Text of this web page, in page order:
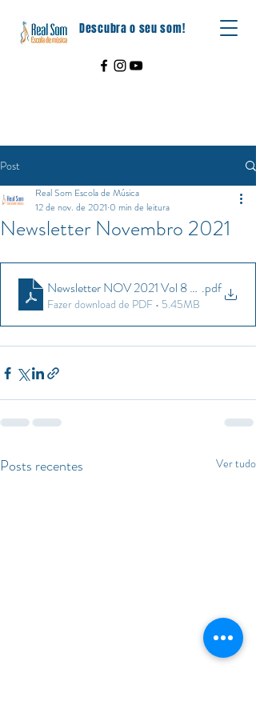
Descubra o seu som!
Post
Newsletter Novembro 2021
Real Som Escola de Música
12 de nov. de 2021 0 min de leitura
Newsletter NOV 2021 Vol 8 Edição 1
.pdf
Fazer download de PDF • 5.45MB
Posts recentes Ver tudo